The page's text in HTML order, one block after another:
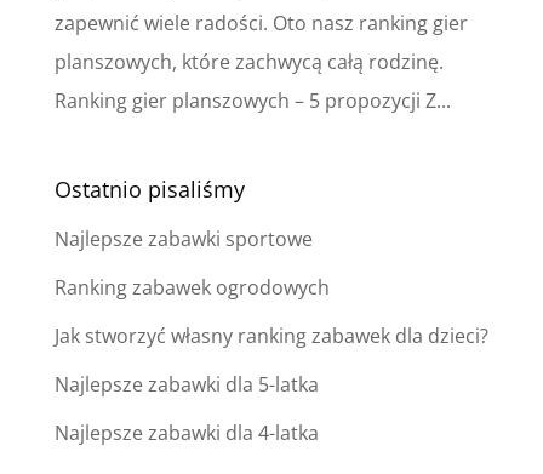
zapewnić wiele radości. Oto nasz ranking gier
planszowych, które zachwycą całą rodzinę.
Ranking gier planszowych – 5 propozycji Z...
Ostatnio pisaliśmy
Najlepsze zabawki sportowe
Ranking zabawek ogrodowych
Jak stworzyć własny ranking zabawek dla dzieci?
Najlepsze zabawki dla 5-latka
Najlepsze zabawki dla 4-latka